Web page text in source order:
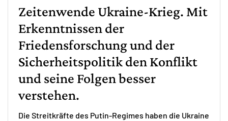
Zeitenwende Ukraine-Krieg. Mit
Erkenntnissen der
Friedensforschung und der
Sicherheitspolitik den Konflikt
und seine Folgen besser
verstehen.
Die Streitkräfte des Putin-Regimes haben die Ukraine